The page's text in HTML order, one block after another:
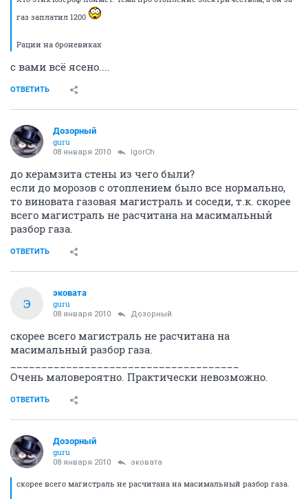
газ заплатил 1200
Рации на броневиках
с вами всё ясено....
ОТВЕТИТЬ
Дозорный
guru
08 января 2010 IgorCh
до керамзита стены из чего были?
если до морозов с отоплением было все нормально,
то виновата газовая магистраль и соседи, т.к. скорее
всего магистраль не расчитана на масимальный
разбор газа.
ОТВЕТИТЬ
Э
эковата
guru
08 января 2010 Дозорный
скорее всего магистраль не расчитана на
масимальный разбор газа.
Очень маловероятно. Практически невозможно.
ОТВЕТИТЬ
Дозорный
guru
08 января 2010 эковата
скорее всего магистраль не расчитана на масимальный разбор газа.